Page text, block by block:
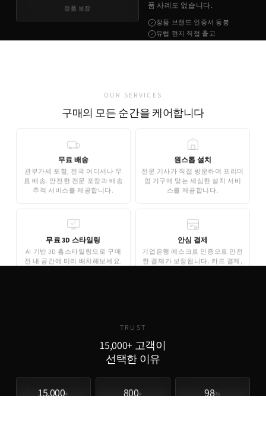
품 사례도 없습니다.
정품 브랜드 인증서 동봉
유럽 현지 직접 출고
정품 보장
OUR SERVICES
구매의 모든 순간을 케어합니다
무료 배송
관부가세 포함, 전국 어디서나 무
료 배송. 안전한 전문 포장과 배송
추적 서비스를 제공합니다.
원스톱 설치
전문 기사가 직접 방문하여 프리미
엄 가구에 맞는 세심한 설치 서비
스를 제공합니다.
무료 3D 스타일링
AI 기반 3D 홈스타일링으로 구매
전 내 공간에 미리 배치해보세요.
안심 결제
기업은행 에스크로 인증으로 안전
한 결제가 보장됩니다. 카드 결제,
TRUST
15,000+ 고객이
선택한 이유
15,000+ 800+ 98%